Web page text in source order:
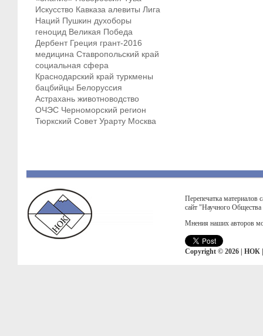
Искусство Кавказа алевиты Лига
Наций Пушкин духоборы
геноцид Великая Победа
Дербент Греция грант-2016
медицина Ставропольский край
социальная сфера
Краснодарский край туркмены
бацбийцы Белоруссия
Астрахань животноводство
ОЧЭС Черноморский регион
Тюркский Совет Урарту Москва
Перепечатка материалов
сайт "Научного
Мнения наших авторов
Copyright © 2026 | НОК